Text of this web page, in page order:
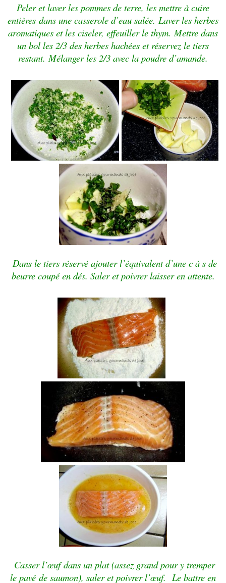
Peler et laver les pommes de terre, les mettre à cuire
entières dans une casserole d’eau salée. Laver les herbes
aromatiques et les ciseler, effeuiller le thym. Mettre dans
un bol les 2/3 des herbes hachées et réservez le tiers
restant. Mélanger les 2/3 avec la poudre d’amande.
Dans le tiers réservé ajouter l’équivalent d’une c à s de
beurre coupé en dés. Saler et poivrer laisser en attente.
Casser l’œufdans un plat (assez grand pour y tremper
le pavé de saumon), saler et poivrer l’œuf. Le battre en